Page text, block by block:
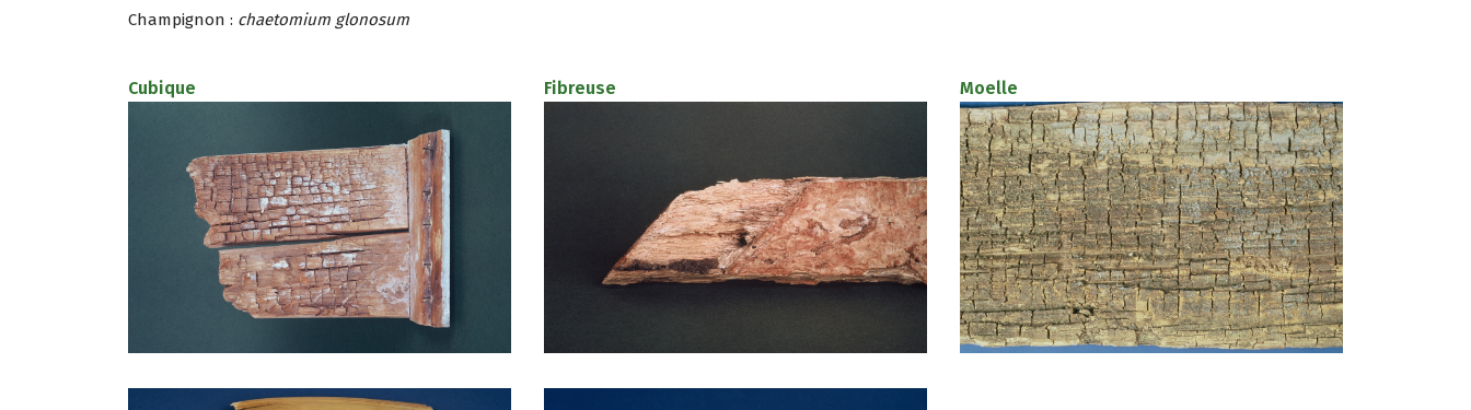
Champignon : chaetomium glonosum
Cubique Fibreuse Moelle